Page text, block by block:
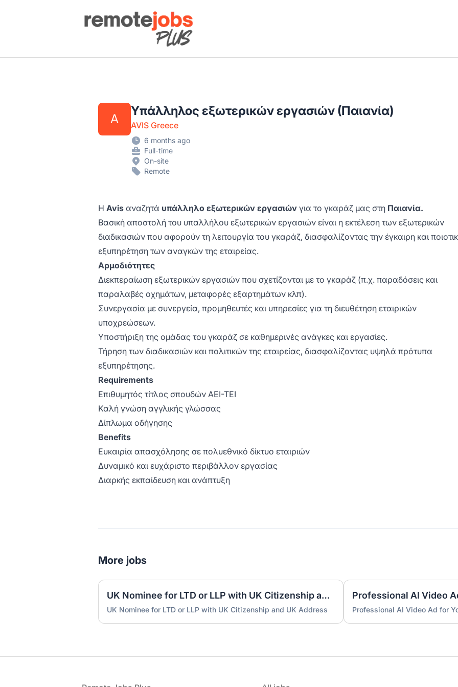
Remote Jobs Plus
A
Υπάλληλος εξωτερικών εργασιών (Παιανία)
AVIS Greece
6 months ago
Full-time
On-site
Remote
Η Avis αναζητά υπάλληλο εξωτερικών εργασιών για το γκαράζ μας στη Παιανία.
Βασική αποστολή του υπαλλήλου εξωτερικών εργασιών είναι η εκτέλεση των εξωτερικών
διαδικασιών που αφορούν τη λειτουργία του γκαράζ, διασφαλίζοντας την έγκαιρη και
εξυπηρέτηση των αναγκών της εταιρείας.
Αρμοδιότητες
Διεκπεραίωση εξωτερικών εργασιών που σχετίζονται με το γκαράζ (π.χ. παραδόσεις και
παραλαβές οχημάτων, μεταφορές εξαρτημάτων κλπ).
Συνεργασία με συνεργεία, προμηθευτές και υπηρεσίες για τη διευθέτηση εταιρικών
υποχρεώσεων.
Υποστήριξη της ομάδας του γκαράζ σε καθημερινές ανάγκες και εργασίες.
Τήρηση των διαδικασιών και πολιτικών της εταιρείας, διασφαλίζοντας υψηλά πρότυπα
εξυπηρέτησης.
Requirements
Επιθυμητός τίτλος σπουδών ΑΕΙ-ΤΕΙ
Καλή γνώση αγγλικής γλώσσας
Δίπλωμα οδήγησης
Benefits
Ευκαιρία απασχόλησης σε πολυεθνικό δίκτυο εταιριών
Δυναμικό και ευχάριστο περιβάλλον εργασίας
Διαρκής εκπαίδευση και ανάπτυξη
More jobs
UK Nominee for LTD or LLP with UK Citizenship and UK Address
UK Nominee for LTD or LLP with UK Citizenship and UK Address
Professional AI Video
Professional AI Video Ad for